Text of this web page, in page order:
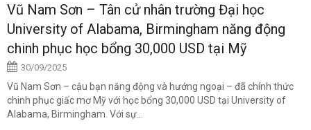
Vũ Nam Sơn – Tân cử nhân trường Đại học
University of Alabama, Birmingham năng động
chinh phục học bổng 30,000 USD tại Mỹ
30/09/2025
Vũ Nam Sơn – cậu bạn năng động và hướng ngoại – đã chính thức
chinh phục giấc mơ Mỹ với học bổng 30,000 USD tại University of
Alabama, Birmingham. Với sự...